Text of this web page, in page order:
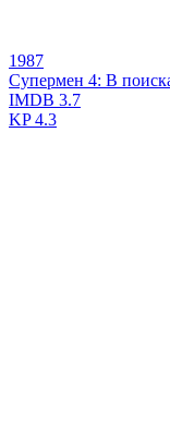
1987
Супермен 4: В
IMDB 3.7
KP4.3